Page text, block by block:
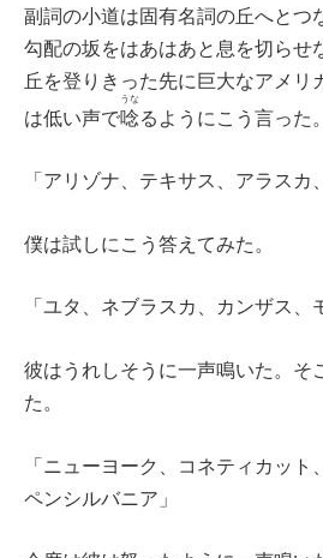
副詞の小道は固有名詞の丘へとつ
勾配の坂をはあはあと息を切らせ
丘を登りきった先に巨大なアメリ
は低い声で唸
うな
るようにこう言った。
「アリゾナ、テキサス、アラスカ
僕は試しにこう答えてみた。
「ユタ、ネブラスカ、カンザス、
彼はうれしそうに一声鳴いた。そ
た。
「ニューヨーク、コネティカット
ペンシルバニア」